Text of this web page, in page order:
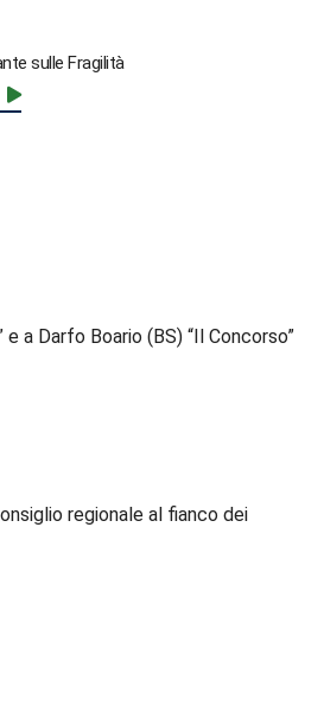
sulle Fragilità
e a Darfo Boario (BS) “Il Concorso”
regionale al fianco dei